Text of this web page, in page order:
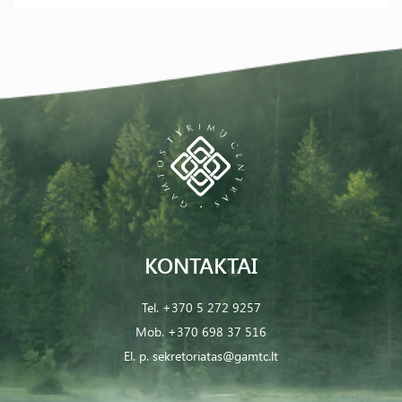
KONTAKTAI
Tel. +370 5 272 9257
Mob. +370 698 37 516
El. p. sekretoriatas@gamtc.lt